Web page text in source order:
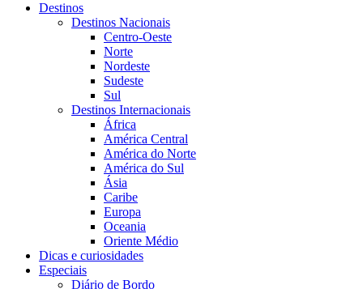
Destinos
Destinos Nacionais
Centro-Oeste
Norte
Nordeste
Sudeste
Sul
Destinos Internacionais
África
América Central
América do Norte
América do Sul
Ásia
Caribe
Europa
Oceania
Oriente Médio
Dicas e curiosidades
Especiais
Diário de Bordo